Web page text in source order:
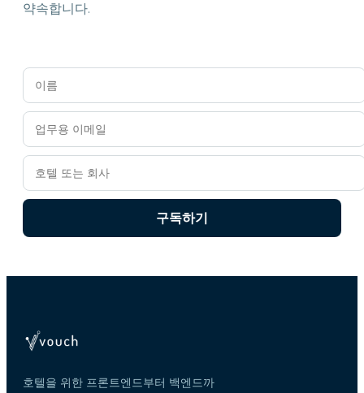
약속합니다.
구독하기
호텔을 위한 프론트엔드부터 백엔드까